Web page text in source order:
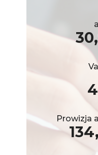
Prowizja